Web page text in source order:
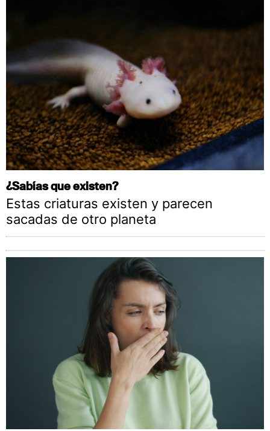
¿Sabías que existen?
Estas criaturas existen y parecen
sacadas de otro planeta